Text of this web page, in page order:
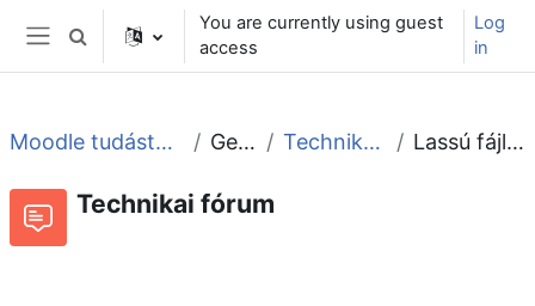
Skip to main content
Side panel
Toggle search input
You are currently using guest
access
Log
in
Moodle tudástár és fórum General Technikai fórum Lassú fájlfeltöltés
Technikai fórum